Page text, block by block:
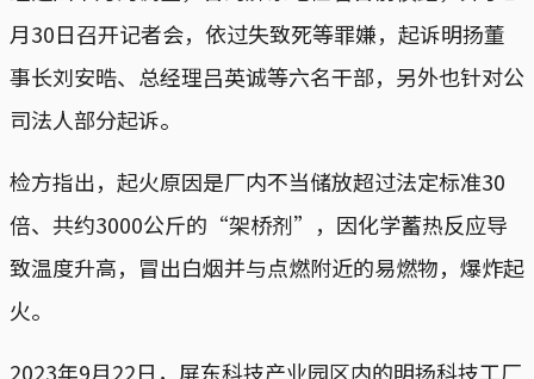
月30日召开记者会，依过失致死等罪嫌，起诉明扬董
事长刘安晧、总经理吕英诚等六名干部，另外也针对公
司法人部分起诉。
检方指出，起火原因是厂内不当储放超过法定标准30
倍、共约3000公斤的“架桥剂”，因化学蓄热反应导
致温度升高，冒出白烟并与点燃附近的易燃物，爆炸起
火。
2023年9月22日，屏东科技产业园区内的明扬科技工厂